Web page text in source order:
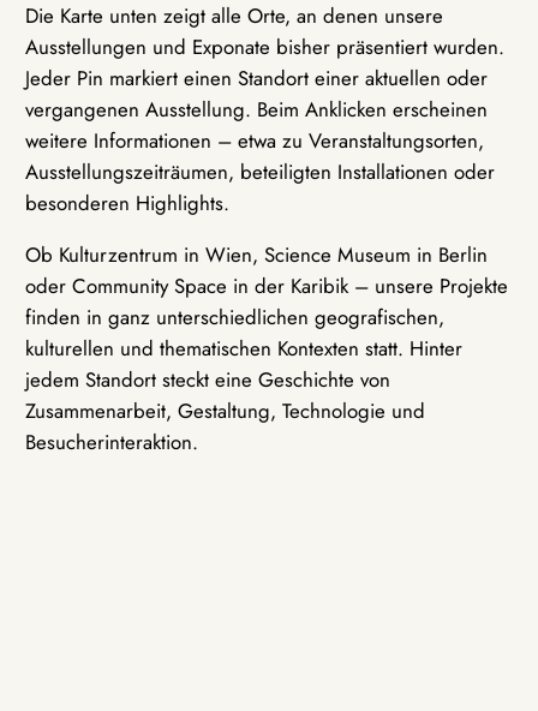
Die Karte unten zeigt alle Orte, an denen unsere
Ausstellungen und Exponate bisher präsentiert wurden.
Jeder Pin markiert einen Standort einer aktuellen oder
vergangenen Ausstellung. Beim Anklicken erscheinen
weitere Informationen – etwa zu Veranstaltungsorten,
Ausstellungszeiträumen, beteiligten Installationen oder
besonderen Highlights.
Ob Kulturzentrum in Wien, Science Museum in Berlin
oder Community Space in der Karibik – unsere Projekte
finden in ganz unterschiedlichen geografischen,
kulturellen und thematischen Kontexten statt. Hinter
jedem Standort steckt eine Geschichte von
Zusammenarbeit, Gestaltung, Technologie und
Besucherinteraktion.